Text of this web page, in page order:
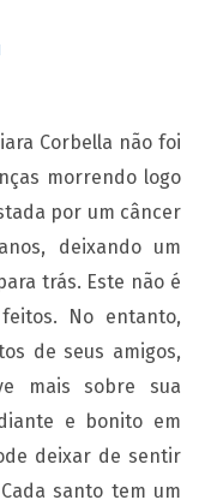
Corbella não foi
morrendo logo
por um câncer
deixando um
trás. Este não é
No entanto,
de seus amigos,
mais sobre sua
e bonito em
deixar de sentir
santo tem um